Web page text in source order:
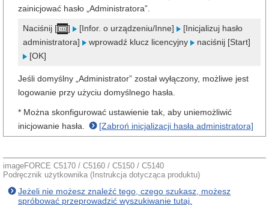
zainicjować hasło „Administratora”.
Naciśnij [ ] [Infor. o urządzeniu/Inne]
[Inicjalizuj hasło
administratora]
wprowadź klucz licencyjny
naciśnij [Start]
[OK]
Jeśli domyślny „Administrator” został wyłączony, możliwe jest
logowanie przy użyciu domyślnego hasła.
* Można skonfigurować ustawienie tak, aby uniemożliwić
inicjowanie hasła.
[Zabroń inicjalizacji hasła administratora]
imageFORCE C5170 / C5160 / C5150 / C5140
Podręcznik użytkownika (Instrukcja dotycząca produktu)
Jeżeli nie możesz znaleźć tego, czego szukasz, możesz
spróbować przeprowadzić wyszukiwanie tutaj.